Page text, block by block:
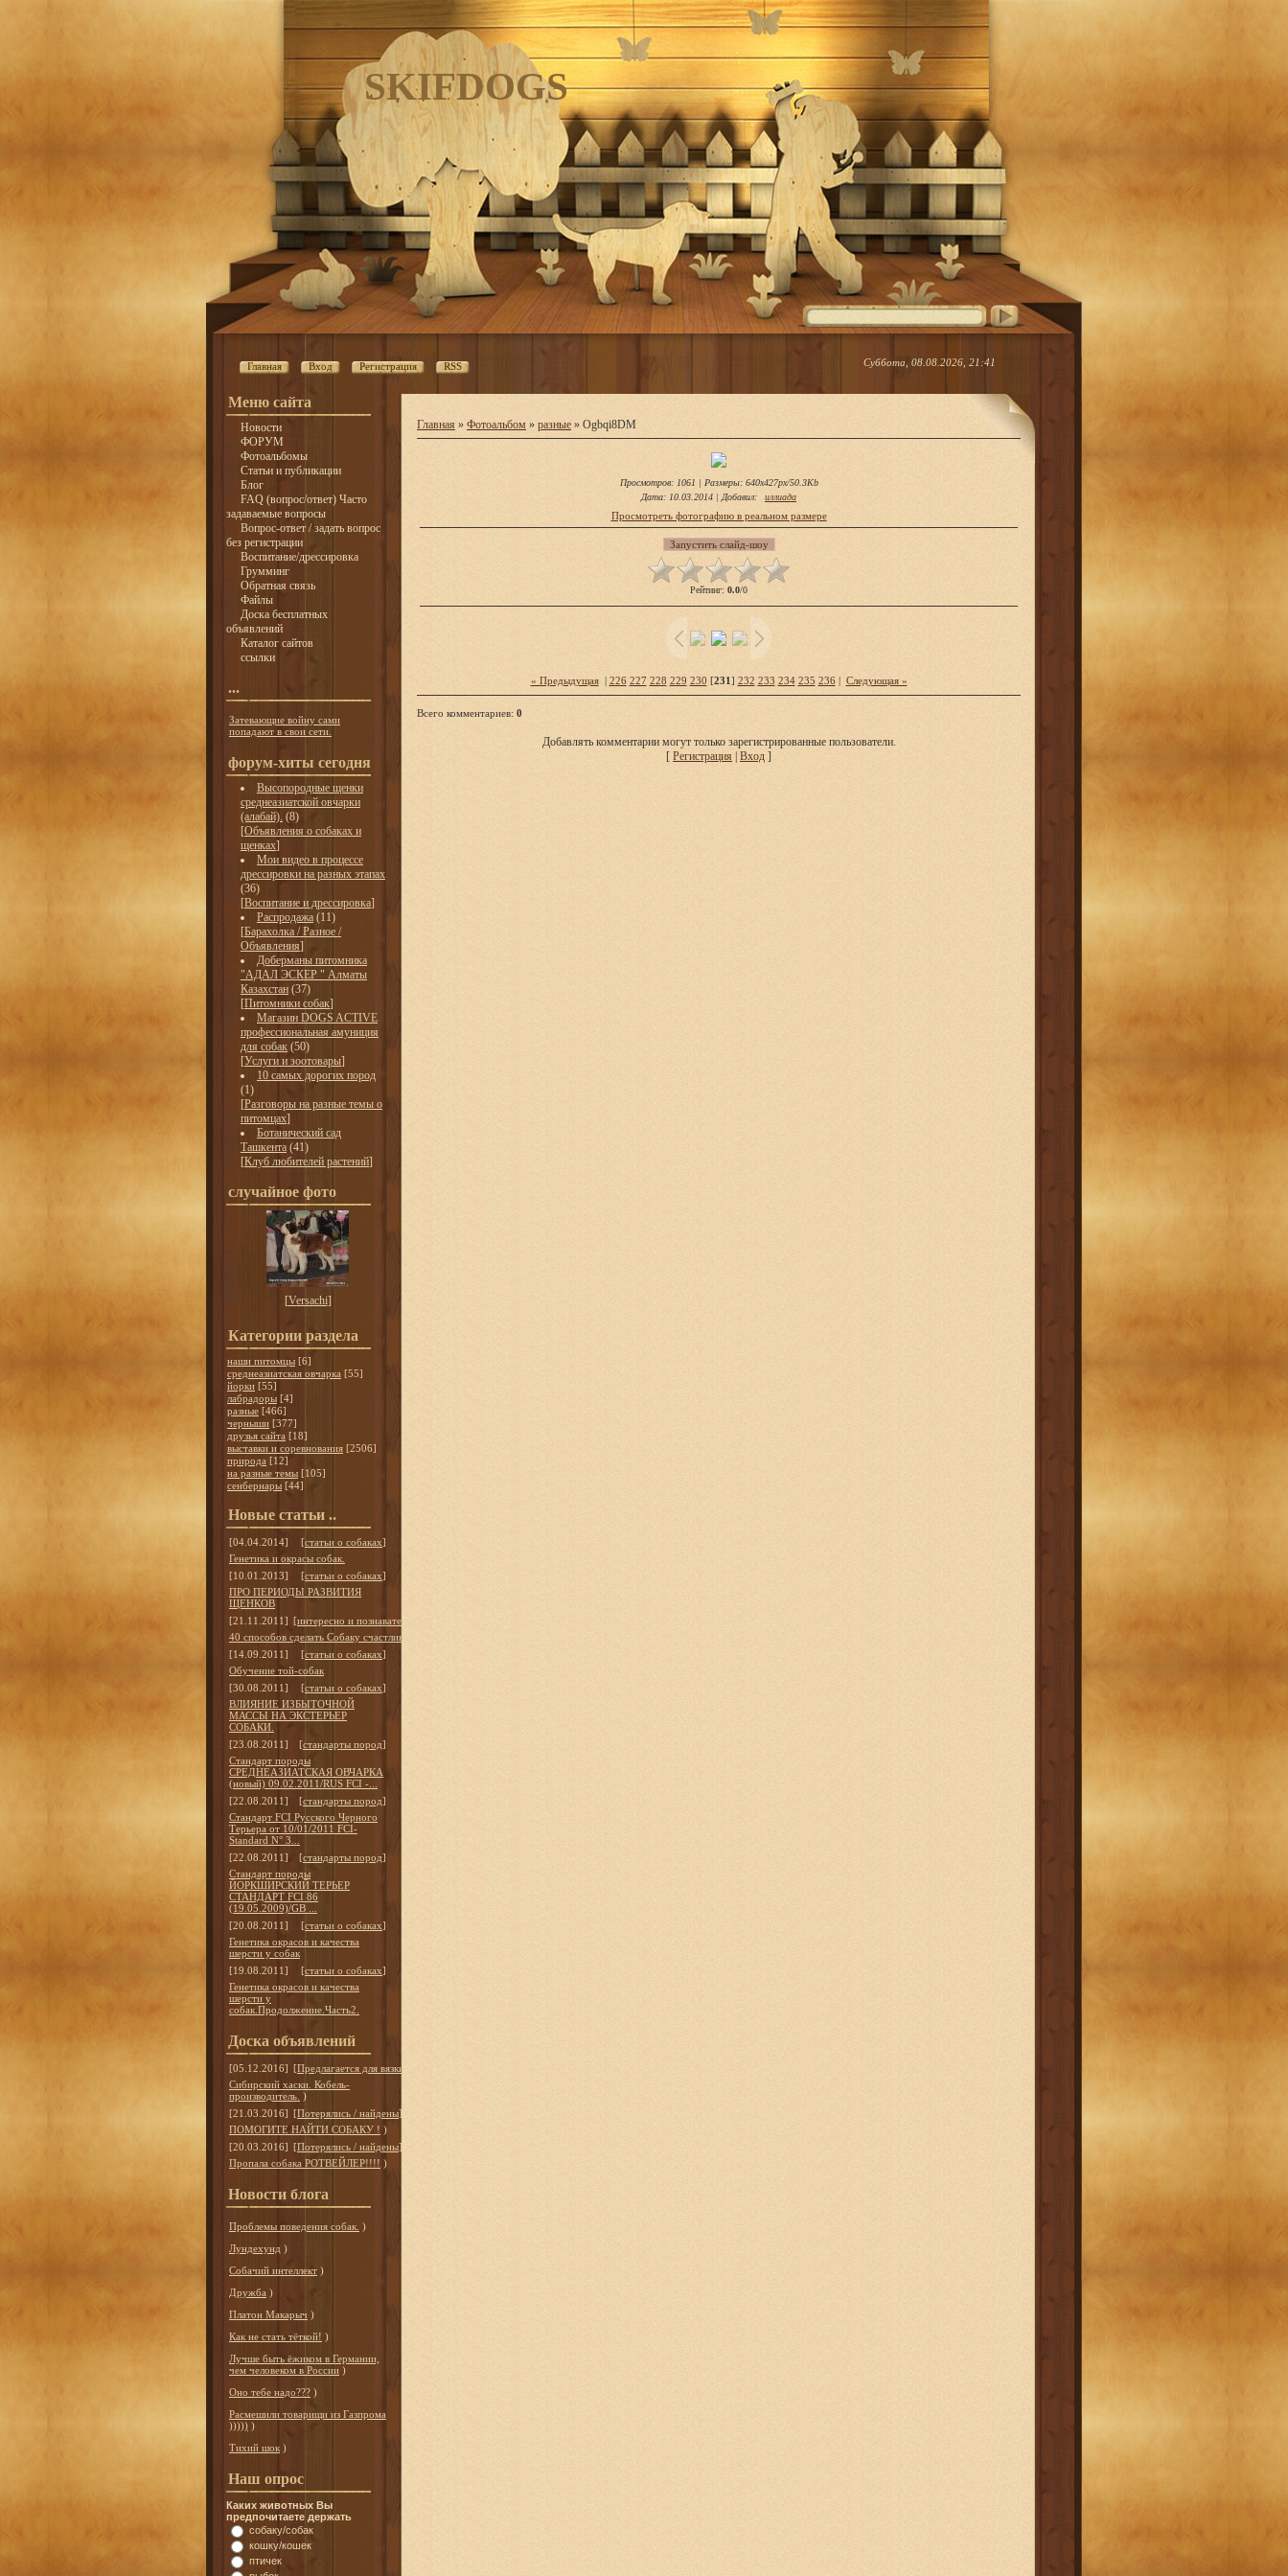
SKIFDOGS
Главная Вход Регистрация RSS Суббота, 08.08.2026, 21:41
Меню сайта
Новости
ФОРУМ
Фотоальбомы
Статьи и публикации
Блог
FAQ (вопрос/ответ) Часто
задаваемые вопросы
Вопрос-ответ / задать вопрос
без регистрации
Воспитание/дрессировка
Грумминг
Обратная связь
Файлы
Доска бесплатных
объявлений
Каталог сайтов
ссылки
...
Затевающие войну сами
попадают в свои сети.
форум-хиты сегодня
Высопородные щенки
среднеазиатской овчарки
(алабай). (8)
[Объявления о собаках и
щенках]
Мои видео в процессе
дрессировки на разных этапах
(36)
[Воспитание и дрессировка]
Распродажа (11)
[Барахолка / Разное /
Объявления]
Доберманы питомника
"АДАЛ ЭСКЕР " Алматы
Казахстан (37)
[Питомники собак]
Магазин DOGS ACTIVE
профессиональная амуниция
для собак (50)
[Услуги и зоотовары]
10 самых дорогих пород
(1)
[Разговоры на разные темы о
питомцах]
Ботанический сад
Ташкента (41)
[Клуб любителей растений]
случайное фото
[Versachi]
Категории раздела
наши питомцы [6]
среднеазиатская овчарка [55]
йорки [55]
лабрадоры [4]
разные [466]
черныши [377]
друзья сайта [18]
выставки и соревнования [2506]
природа [12]
на разные темы [105]
сенбернары [44]
Новые статьи ..
[04.04.2014] [статьи о собаках]
Генетика и окрасы собак.
[10.01.2013]
[статьи о собаках]
ПРО ПЕРИОДЫ РАЗВИТИЯ
ЩЕНКОВ
[21.11.2011] [интересно и познавательно
40 способов сделать Собаку счастливой
[14.09.2011]
[статьи о собаках]
Обучение той-собак
[30.08.2011]
[статьи о собаках]
ВЛИЯНИЕ ИЗБЫТОЧНОЙ
МАССЫ НА ЭКСТЕРЬЕР
СОБАКИ.
[23.08.2011]
[стандарты пород]
Стандарт породы
СРЕДНЕАЗИАТСКАЯ ОВЧАРКА
(новый) 09.02.2011/RUS FCI -...
[22.08.2011]
[стандарты пород]
Стандарт FCI Русского Черного
Терьера от 10/01/2011 FCI-
Standard N° 3...
[22.08.2011]
[стандарты пород]
Стандарт породы
ЙОРКШИРСКИЙ ТЕРЬЕР
СТАНДАРТ FCI 86
(19.05.2009)/GB ...
[20.08.2011]
[статьи о собаках]
Генетика окрасов и качества
шерсти у собак
[19.08.2011]
[статьи о собаках]
Генетика окрасов и качества
шерсти у
собак.Продолжение.Часть2.
Доска объявлений
[05.12.2016] [Предлагается для вязки
Сибирский хаски. Кобель-
производитель. )
[21.03.2016] [Потерялись / найдены]
ПОМОГИТЕ НАЙТИ СОБАКУ ! )
[20.03.2016] [Потерялись / найдены]
Пропала собака РОТВЕЙЛЕР!!!! )
Новости блога
Проблемы поведения собак. )
Лундехунд )
Собачий интеллект )
Дружба )
Платон Макарыч )
Как не стать тёткой! )
Лучше быть ёжиком в Германии,
чем человеком в России )
Оно тебе надо??? )
Расмешили товарищи из Газпрома
))))) )
Тихий шок )
Наш опрос
Каких животных Вы
предпочитаете держать
собаку/собак
кошку/кошек
птичек
Главная » Фотоальбом » разные » Ogbqi8DM
Просмотров: 1061 | Размеры: 640x427px/50.3Kb
Дата: 10.03.2014 | Добавил: иллиада
Просмотреть фотографию в реальном размере
Рейтинг: 0.0/0
« Предыдущая| 226 227 228 229 230 [231] 232 233 234 235 236| Следующая »
Всего комментариев: 0
Добавлять комментарии могут только зарегистрированные пользователи.
[ Регистрация Вход ]